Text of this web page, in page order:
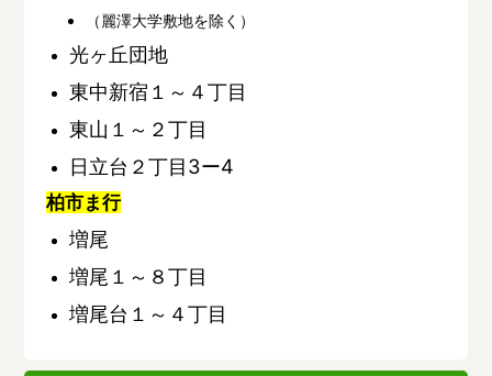
（麗澤大学敷地を除く）
光ヶ丘団地
東中新宿１～４丁目
東山１～２丁目
日立台２丁目3ー4
柏市ま行
増尾
増尾１～８丁目
増尾台１～４丁目